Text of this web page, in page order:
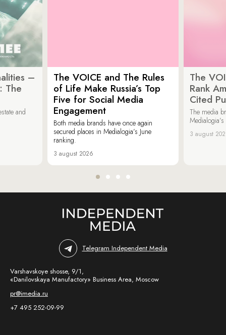
–
The
and
The VOICE and The Rules
of Life Make Russia’s Top
Five for Social Media
Engagement
Both media brands have once again
secured places in Medialogia’s June
ranking.
3 august 2026
The
Rank
Cited
The media
3 august
Telegram Independent Media
Varshavskoye shosse, 9/1,
«Danilovskaya Manufactory» Business Area, Moscow
pr@imedia.ru
+7 495 252-09-99